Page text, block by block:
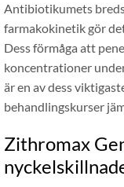
Antibiotikumets
farmakokinetik gör
Dess förmåga att
koncentrationer
är en av dess
behandlingskurser
Zithromax